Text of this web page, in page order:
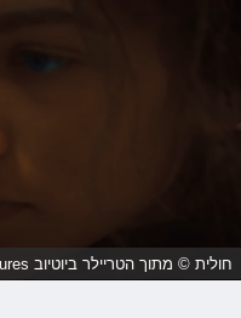
חולית © מתוך הטריילר ביוטיוב Warner Bros. Pictures